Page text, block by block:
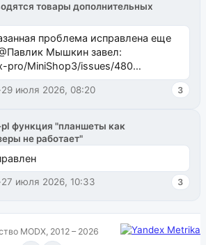
товары дополнительных
проблема исправлена еще
Мышкин завел:
pro/MiniShop3/issues/480
pro/MiniShop3/issues/481Исправим
·29 июля 2026, 08:20 3
функция "планшеты как
не работает"
·27 июля 2026, 10:33 3
MODX, 2012 – 2026